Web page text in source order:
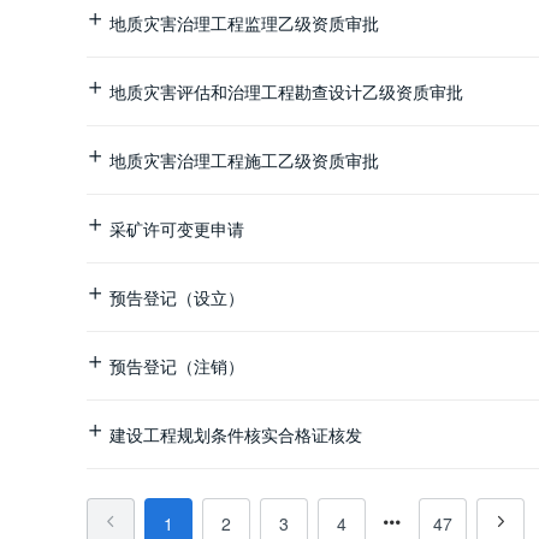
地质灾害治理工程监理乙级资质审批
地质灾害评估和治理工程勘查设计乙级资质审批
地质灾害治理工程施工乙级资质审批
采矿许可变更申请
预告登记（设立）
预告登记（注销）
建设工程规划条件核实合格证核发
1 2 3 4 47